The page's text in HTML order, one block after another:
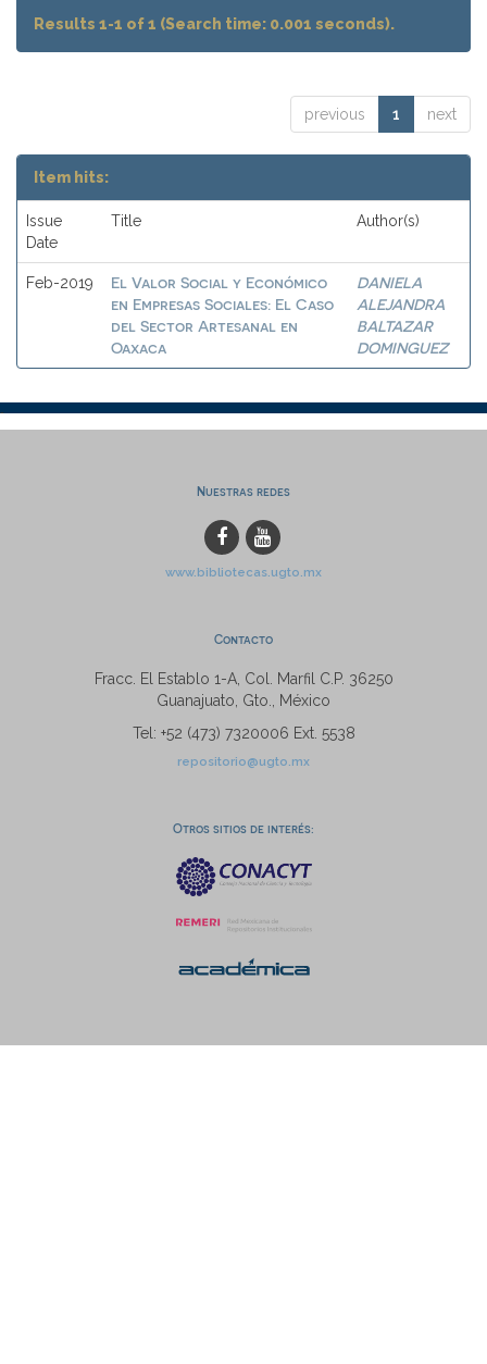
Results 1-1 of 1 (Search time: 0.001 seconds).
previous 1 next
Item hits:
Issue
Date
Title Author(s)
Feb-2019
El Valor Social y Económico
en Empresas Sociales: El Caso
del Sector Artesanal en
Oaxaca
DANIELA
ALEJANDRA
BALTAZAR
DOMINGUEZ
Nuestras redes
www.bibliotecas.ugto.mx
Contacto
Fracc. El Establo 1-A, Col. Marfil C.P. 36250
Guanajuato, Gto., México
Tel: +52 (473) 7320006 Ext. 5538
repositorio@ugto.mx
Otros sitios de interés: